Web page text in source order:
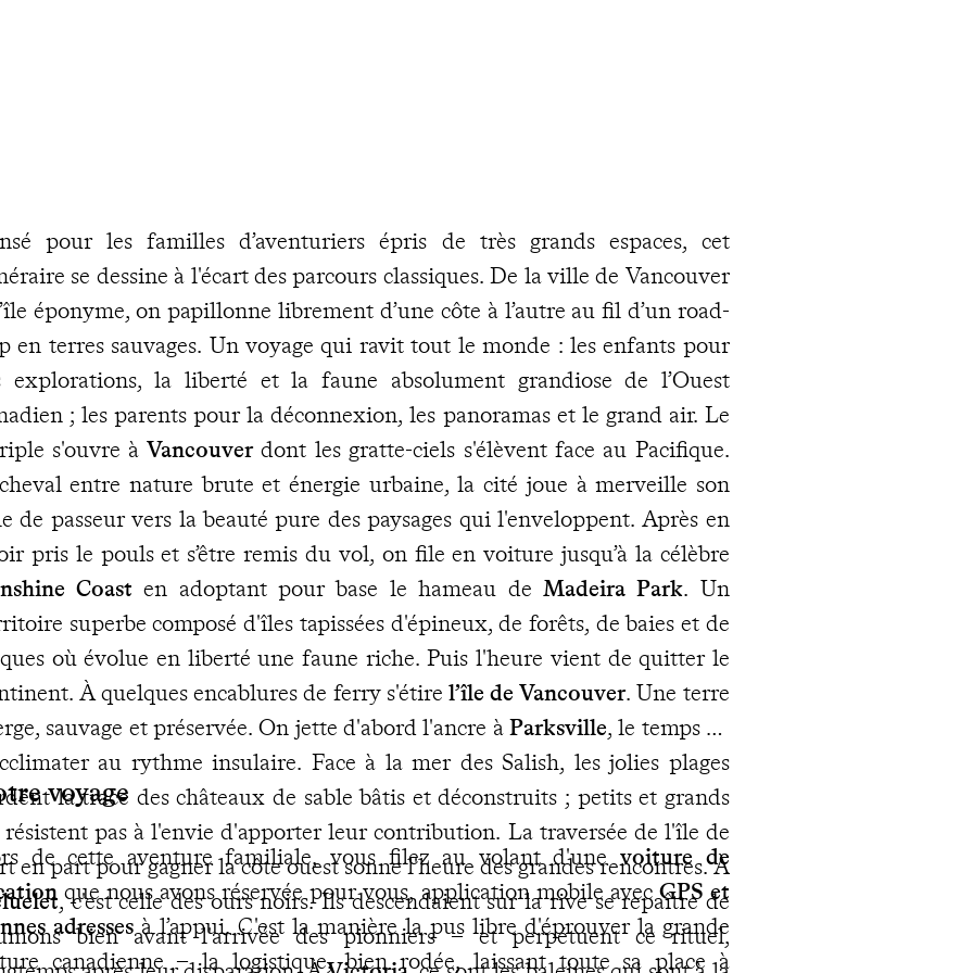
pour les familles d’aventuriers épris de très grands espaces, cet
se dessine à l'écart des parcours classiques. De la ville de Vancouver
éponyme, on papillonne librement d’une côte à l’autre au fil d’un road-
en terres sauvages. Un voyage qui ravit tout le monde : les enfants pour
explorations, la liberté et la faune absolument grandiose de l’Ouest
; les parents pour la déconnexion, les panoramas et le grand air. Le
s'ouvre à Vancouverdont les gratte-ciels s'élèvent face au Pacifique.
entre nature brute et énergie urbaine, la cité joue à merveille son
de passeur vers la beauté pure des paysages qui l'enveloppent. Après en
pris le pouls et s’être remis du vol, on file en voiture jusqu’à la célèbre
Coast en adoptant pour base le hameau de Madeira Park. Un
superbe composé d'îles tapissées d'épineux, de forêts, de baies et de
où évolue en liberté une faune riche. Puis l'heure vient de quitter le
À quelques encablures de ferry s'étire l’île de Vancouver. Une terre
sauvage et préservée. On jette d'abord l'ancre à Parksville, le temps de
au rythme insulaire. Face à la mer des Salish, les jolies plages
la trace des châteaux de sable bâtis et déconstruits ; petits et grands
résistent pas à l'envie d'apporter leur contribution. La traversée de l'île de
en part pour gagner la côte ouest sonne l'heure des grandes rencontres. À
, c'est celle des ours noirs. Ils descendaient sur la rive se repaître de
bien avant l'arrivée des pionniers – et perpétuent ce rituel,
voyage
de cette aventure familiale, vous filez au volant d'unevoiture de
que nous avons réservée pour vous, application mobile avecGPS et
adressesà l’appui. C'est la manière la pus libre d'éprouver la grande
canadienne – la logistique, bien rodée, laissant toute sa place à